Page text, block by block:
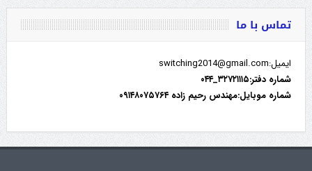
تماس با ما
ایمیل:switching2014@gmail.com
شماره دفتر:۳۲۷۲۱۱۱۵_۰۴۴
شماره موبایل:مهندس رحیم زاده ۰۹۱۴۸۰۷۵۷۶۴